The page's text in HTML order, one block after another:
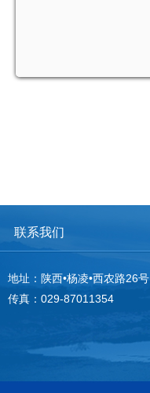
联系我们
地址：陕西•杨凌•西农路26号
传真：029-87011354